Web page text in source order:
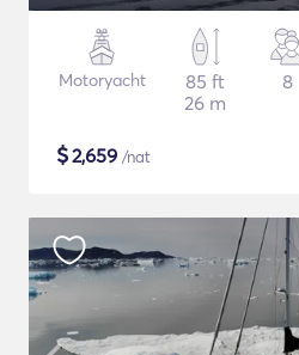
Motoryacht
85 ft
26 m
8
$2,659 /nat